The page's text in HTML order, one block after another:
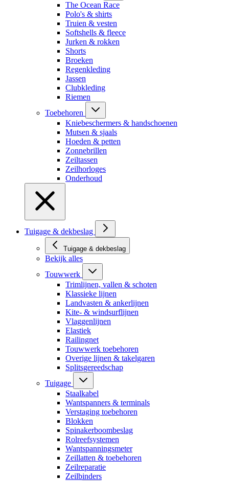
The Ocean Race
Polo's & shirts
Truien & vesten
Softshells & fleece
Jurken & rokken
Shorts
Broeken
Regenkleding
Jassen
Clubkleding
Riemen
Toebehoren
Kniebeschermers & handschoenen
Mutsen & sjaals
Hoeden & petten
Zonnebrillen
Zeiltassen
Zeilhorloges
Onderhoud
Tuigage & dekbeslag
Tuigage & dekbeslag
Bekijk alles
Touwwerk
Trimlijnen, vallen & schoten
Klassieke lijnen
Landvasten & ankerlijnen
Kite- & windsurflijnen
Vlaggenlijnen
Elastiek
Railingnet
Touwwerk toebehoren
Overige lijnen & takelgaren
Splitsgereedschap
Tuigage
Staalkabel
Wantspanners & terminals
Verstaging toebehoren
Blokken
Spinakerboombeslag
Rolreefsystemen
Wantspanningsmeter
Zeillatten & toebehoren
Zeilreparatie
Zeilbinders